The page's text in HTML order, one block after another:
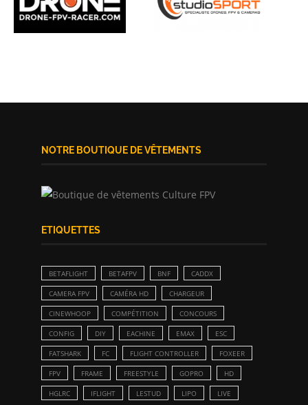
NOTRE BOUTIQUE DE VÊTEMENTS
ETIQUETTES
BETAFLIGHT BETAFPV BNF CADDX
CAMERA FPV CAMÉRA HD CHARGEUR
CINEWHOOP COMPÉTITION CONCOURS
CONFIG DIY EACHINE EMAX ESC
FATSHARK FC FLIGHT CONTROLLER FOXEER
FPV FRAME FREESTYLE GOPRO HD
HGLRC IFLIGHT LESTUD LIPO LIVE